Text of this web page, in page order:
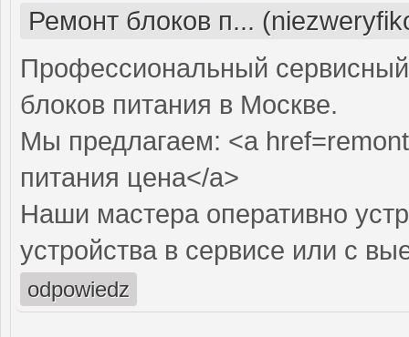
Ремонт блоков п...
Профессиональный
блоков питания в Москве.
Мы предлагаем: <a
питания цена</a>
Наши мастера оперативно
устройства в сервисе или с
odpowiedz